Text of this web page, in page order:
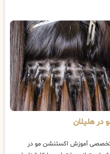
هلیلان
آموزش اکستنشن مو در